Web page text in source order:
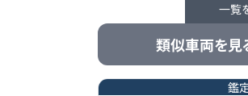
6 ミラ
一覧
類似車両を見
鑑